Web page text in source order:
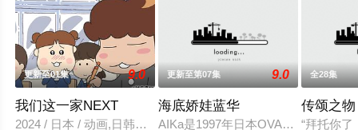
网，更多相关信息可移步至豆瓣动漫、电视猫或剧情网等
平台了解。
更新至01集 9.0
我们这一家NEXT
2024 / 日本 / 动画,日韩动漫
更新至第07集 9.0
海底娇娃蓝华
AIKa是1997年日本OVA动画。因为
全28集
传颂之
“拜托你